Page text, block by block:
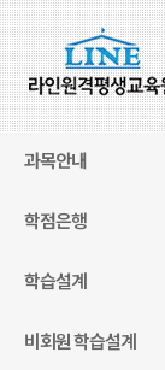
과목안내
학점은행
학습설계
비회원 학습설계